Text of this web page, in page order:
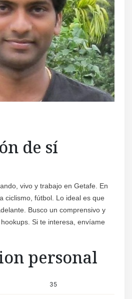
de sí
vivo y trabajo en Getafe. En
ciclismo, fútbol. Lo ideal es que
Busco un comprensivo y
Si te interesa, envíame
personal
35